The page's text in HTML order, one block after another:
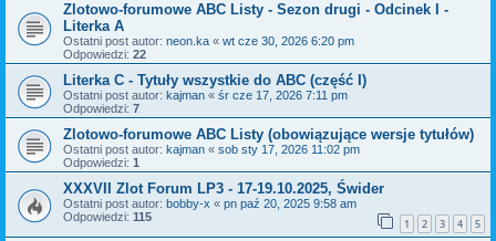
Zlotowo-forumowe ABC Listy - Sezon drugi - Odcinek I -
Literka A
Ostatni post autor: neon.ka « wt cze 30, 2026 6:20 pm
Odpowiedzi: 22
Literka C - Tytuły wszystkie do ABC (część I)
Ostatni post autor: kajman « śr cze 17, 2026 7:11 pm
Odpowiedzi: 7
Zlotowo-forumowe ABC Listy (obowiązujące wersje tytułów)
Ostatni post autor: kajman « sob sty 17, 2026 11:02 pm
Odpowiedzi: 1
XXXVII Zlot Forum LP3 - 17-19.10.2025, Świder
Ostatni post autor: bobby-x « pn paź 20, 2025 9:58 am
Odpowiedzi: 115 1 2 3 4 5